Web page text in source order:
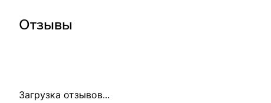
Отзывы
Загрузка отзывов...